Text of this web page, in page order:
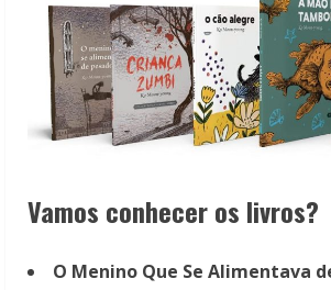
Vamos conhecer os livros?
O Menino Que Se Alimentava